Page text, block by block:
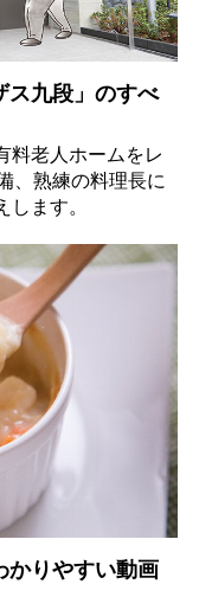
ス九段」のすべ
料老人ホームをレ
、熟練の料理長に
ます。
かりやすい動画